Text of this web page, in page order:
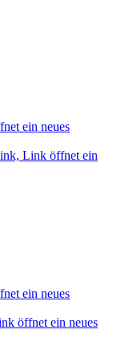
ein neues
Link öffnet ein
ein neues
öffnet ein neues